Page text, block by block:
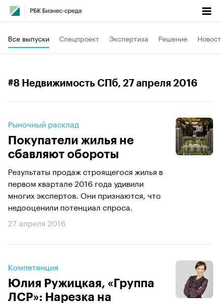
Все выпуски Спецпроект Экспертиза Решение
#8 Недвижимость СПб, 27 апреля 2016
Рыночный расклад
Покупатели жилья не
сбавляют обороты
Результаты продаж строящегося жилья в
первом квартале 2016 года удивили
многих экспертов. Они признаются, что
недооценили потенциал спроса.
27 апреля 2016
Компетенция
Юлия Ружицкая, «Группа
ЛСР»: Нарезка на